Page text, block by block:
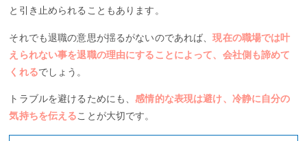
と引き止められることもあります。
それでも退職の意思が揺るがないのであれば、現在の職場では叶
えられない事を退職の理由にすることによって、会社側も諦めて
くれるでしょう。
トラブルを避けるためにも、感情的な表現は避け、冷静に自分の
気持ちを伝えることが大切です。